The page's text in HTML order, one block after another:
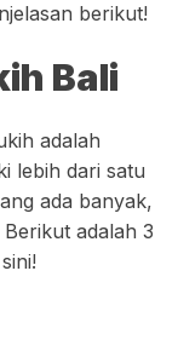
berikut!
Bali
adalah
lebih dari satu
ada banyak,
adalah 3